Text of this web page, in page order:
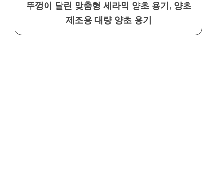
뚜껑이 달린 맞춤형 세라믹 양초 용기, 양초
제조용 대량 양초 용기